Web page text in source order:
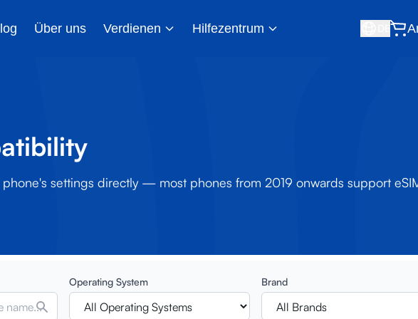
Über uns Verdienen Hilfezentrum
settings directly — most phones from 2019 onwards support
Operating System Brand